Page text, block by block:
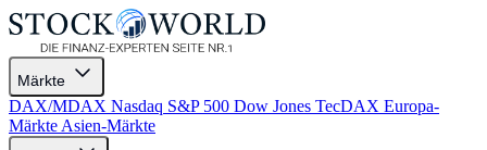
Märkte
DAX/MDAX Nasdaq S&P 500 Dow Jones TecDAX Europa-
Märkte Asien-Märkte